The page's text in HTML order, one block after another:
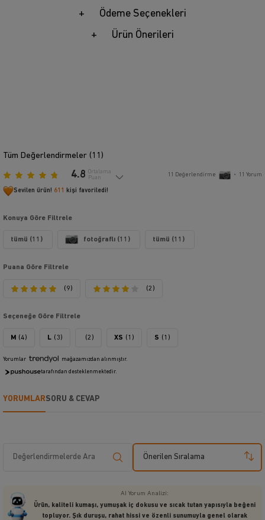
Ödeme Seçenekleri
Ürün Önerileri
Tüm Değerlendirmeler ( 11 )
4.8
Ortalama
Puan
11 Değerlendirme • 11 Yorum
Sevilen ürün! 611 kişi favoriledi!
Konuya Göre Filtrele
tümü (11) fotoğraflı (11) tümü (11)
Puana Göre Filtrele
(9) (2)
Seçeneğe Göre Filtrele
M (4) L (3) (2) XS (1) S (1)
Yorumlar mağazamızdan alınmıştır.
tarafından desteklenmektedir.
YORUMLARSORU & CEVAP
Önerilen Sıralama
AI Yorum Analizi:
Ürün, kaliteli kumaşı, yumuşak iç dokusu ve sıcak tutan yapısıyla beğeni
topluyor. Şık duruşu, rahat hissi ve özenli sunumuyla genel olarak